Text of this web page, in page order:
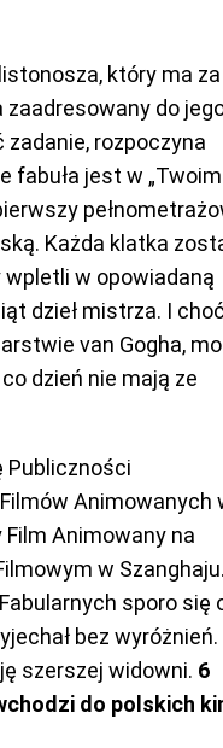
który ma za
do
zadanie, rozpoczyna
fabuła jest w „Twoim
Każda klatka
w opowiadaną
dzieł mistrza. I
van Gogha,
dzień nie mają ze
Publiczności
Animowanych
Animowany na
w
sporo się
bez wyróżnień.
szerszej widowni. 6
do polskich